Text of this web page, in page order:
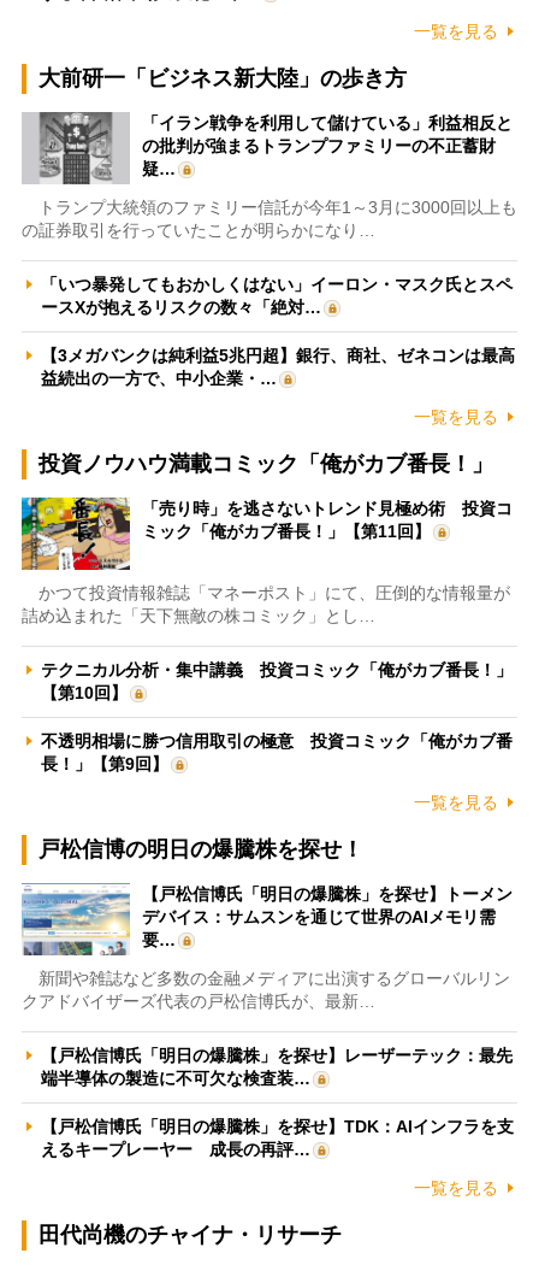
一覧を見る
大前研一「ビジネス新大陸」の歩き方
「イラン戦争を利用して儲けている」利益相反と
の批判が強まるトランプファミリーの不正蓄財
疑…
トランプ大統領のファミリー信託が今年1～3月に3000回以上も
の証券取引を行っていたことが明らかになり…
「いつ暴発してもおかしくはない」イーロン・マスク氏とスペ
ースXが抱えるリスクの数々「絶対…
【3メガバンクは純利益5兆円超】銀行、商社、ゼネコンは最高
益続出の一方で、中小企業・…
一覧を見る
投資ノウハウ満載コミック「俺がカブ番長！」
「売り時」を逃さないトレンド見極め術 投資コ
ミック「俺がカブ番長！」【第11回】
かつて投資情報雑誌「マネーポスト」にて、圧倒的な情報量が
詰め込まれた「天下無敵の株コミック」とし…
テクニカル分析・集中講義 投資コミック「俺がカブ番長！」
【第10回】
不透明相場に勝つ信用取引の極意 投資コミック「俺がカブ番
長！」【第9回】
一覧を見る
戸松信博の明日の爆騰株を探せ！
【戸松信博氏「明日の爆騰株」を探せ】トーメン
デバイス：サムスンを通じて世界のAIメモリ需
要…
新聞や雑誌など多数の金融メディアに出演するグローバルリン
クアドバイザーズ代表の戸松信博氏が、最新…
【戸松信博氏「明日の爆騰株」を探せ】レーザーテック：最先
端半導体の製造に不可欠な検査装…
【戸松信博氏「明日の爆騰株」を探せ】TDK：AIインフラを支
えるキープレーヤー 成長の再評…
一覧を見る
田代尚機のチャイナ・リサーチ